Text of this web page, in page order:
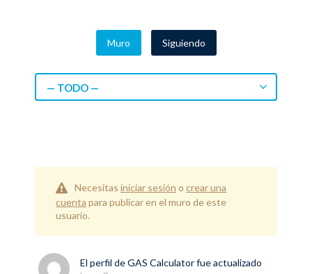
Muro Siguiendo
— TODO —
Necesitas iniciar sesión o crear una
cuenta para publicar en el muro de este
usuario.
El perfil deGAS Calculatorfue actualizado